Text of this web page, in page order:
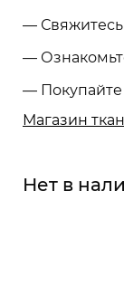
— Свяжитесь
—
— Покупайте
Магазин
Нет в